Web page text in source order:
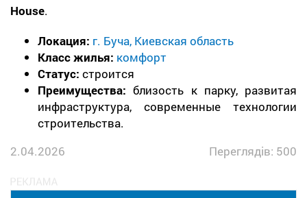
House.
Локация: г. Буча, Киевская область
Класс жилья: комфорт
Статус: строится
Преимущества: близость к парку, развитая
инфраструктура, современные технологии
строительства.
2.04.2026
Переглядів: 500